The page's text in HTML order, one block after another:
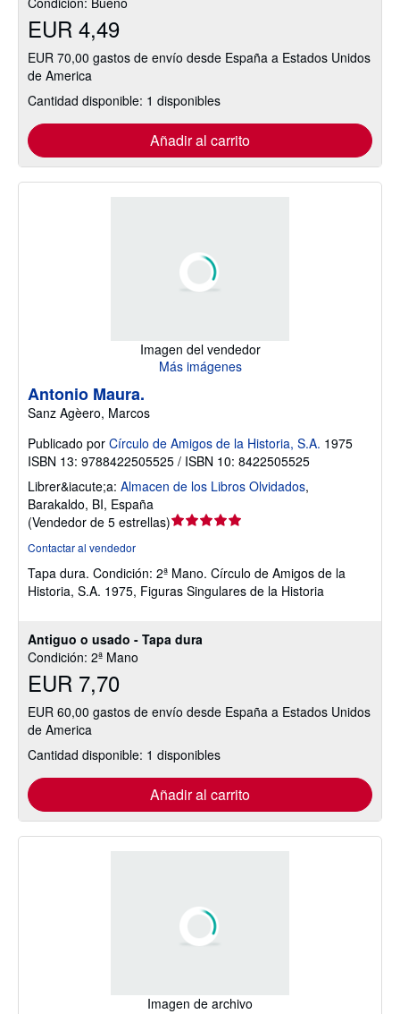
EUR 4,49
EUR 70,00 gastos de envío desde España a Estados Unidos
de America
Cantidad disponible: 1 disponibles
Añadir al carrito
Imagen del vendedor
Más imágenes
Antiguo o usado - Tapa dura
Condición: 2ª Mano
EUR 7,70
EUR 60,00 gastos de envío desde España a Estados Unidos
de America
Cantidad disponible: 1 disponibles
Añadir al carrito
Antonio Maura.
Sanz Agèero, Marcos
Publicado por Círculo de Amigos de la Historia, S.A. 1975
ISBN 13: 9788422505525 / ISBN 10: 8422505525
Librer&iacute;a: Almacen de los Libros Olvidados,
Barakaldo, BI, España
(Vendedor de 5 estrellas)Calificación
5
de
Contactar al vendedor
Tapa dura. Condición: 2ª Mano. Círculo de Amigos de la
Historia, S.A. 1975, Figuras Singulares de la Historia
Imagen de archivo